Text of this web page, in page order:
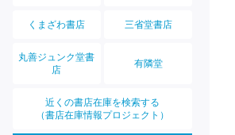
くまざわ書店 三省堂書店
丸善ジュンク堂書
店
有隣堂
近くの書店在庫を検索する
（書店在庫情報プロジェクト）